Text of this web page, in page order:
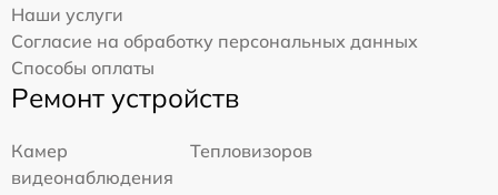
Наши услуги
Согласие на обработку персональных данных
Способы оплаты
Ремонт устройств
Камер
видеонаблюдения
Тепловизоров